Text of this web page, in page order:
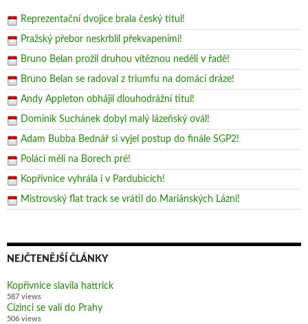
Reprezentační dvojice brala český titul!
Pražský přebor neskrblil překvapeními!
Bruno Belan prožil druhou vítěznou neděli v řadě!
Bruno Belan se radoval z triumfu na domácí dráze!
Andy Appleton obhájil dlouhodrážní titul!
Dominik Suchánek dobyl malý lázeňský ovál!
Adam Bubba Bednář si vyjel postup do finále SGP2!
Poláci měli na Borech pré!
Kopřivnice vyhrála i v Pardubicích!
Mistrovský flat track se vrátil do Mariánských Lázní!
NEJČTENĚJŠÍ ČLÁNKY
Kopřivnice slavila hattrick
587 views
Cizinci se valí do Prahy
506 views